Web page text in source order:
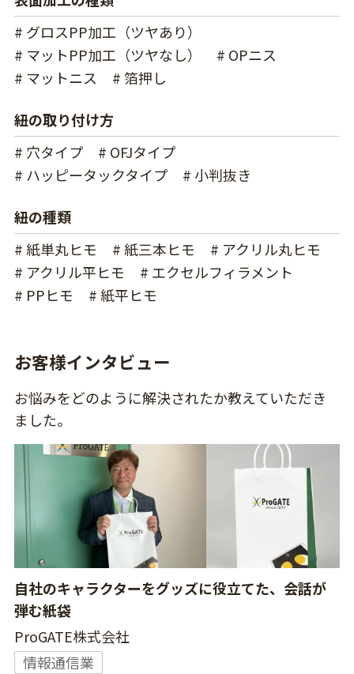
# グロスPP加工（ツヤあり）
# マットPP加工（ツヤなし）
# OPニス
# マットニス
# 箔押し
紐の取り付け方
# 穴タイプ
# OFJタイプ
# ハッピータックタイプ
# 小判抜き
紐の種類
# 紙単丸ヒモ
# 紙三本ヒモ
# アクリル丸ヒモ
# アクリル平ヒモ
# エクセルフィラメント
# PPヒモ
# 紙平ヒモ
お客様インタビュー
お悩みをどのように解決されたか教えていただき
ました。
自社のキャラクターをグッズに役立てた、会話が
弾む紙袋
ProGATE株式会社
情報通信業